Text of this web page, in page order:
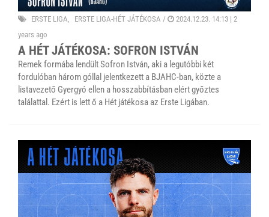
ERSTE LIGA ERSTE LIGA-HÉT JÁTÉKOSA / 2024.12.23. 14:13 | 2
years ago
A HÉT JÁTÉKOSA: SOFRON ISTVÁN
Remek formába lendült Sofron István, aki a legutóbbi két
fordulóban három góllal jelentkezett a BJAHC-ban, közte a
listavezető Gyergyó ellen a hosszabbításban elért győztes
találattal. Ezért is lett ő a Hét játékosa az Erste Ligában.